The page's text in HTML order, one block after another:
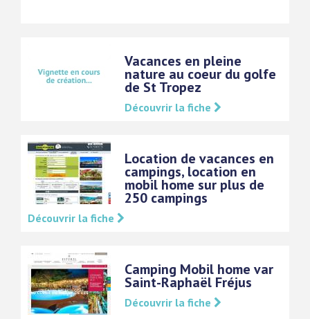
Vacances en pleine
nature au coeur du golfe
de St Tropez
Découvrir la fiche
Location de vacances en
campings, location en
mobil home sur plus de
250 campings
Découvrir la fiche
Camping Mobil home var
Saint-Raphaël Fréjus
Découvrir la fiche